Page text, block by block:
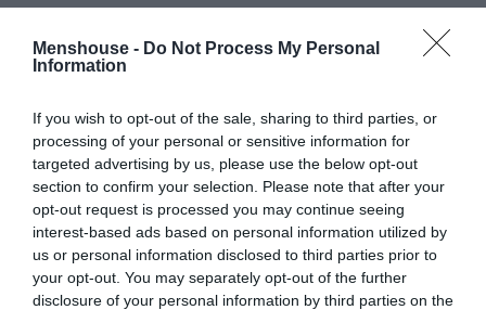
Menshouse - Do Not Process My Personal
Information
If you wish to opt-out of the sale, sharing to third parties, or
processing of your personal or sensitive information for
targeted advertising by us, please use the below opt-out
section to confirm your selection. Please note that after your
opt-out request is processed you may continue seeing
interest-based ads based on personal information utilized by
us or personal information disclosed to third parties prior to
your opt-out. You may separately opt-out of the further
disclosure of your personal information by third parties on the
Αν δεν την έχεις δει, έχεις ακόμα μια ευκαιρία. Μέχρι
την Κυριακή. Μην το χάσεις.
Φαίνεται με τη μία για τον Γιάγκουσιτς
Ταυτότητα Παράστασης: